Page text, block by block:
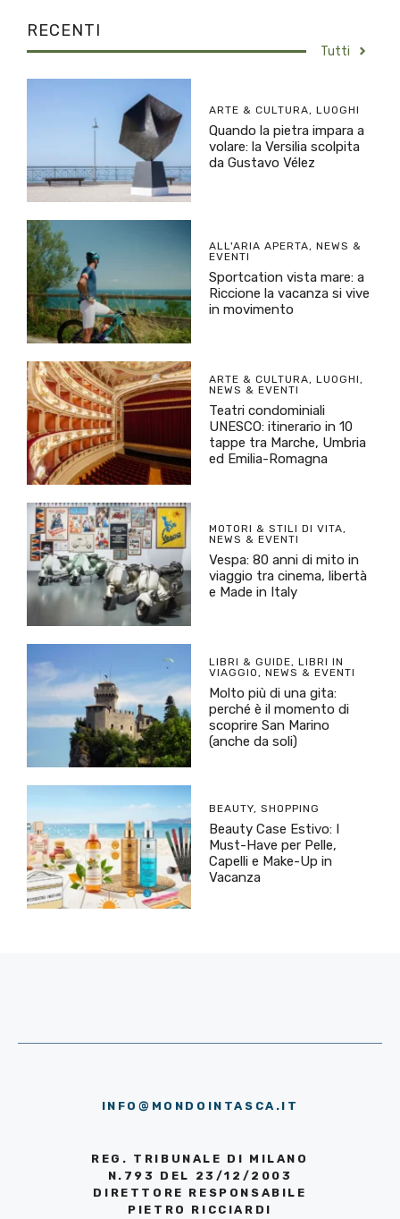
RECENTI
Tutti
ARTE & CULTURA, LUOGHI
Quando la pietra impara a
volare: la Versilia scolpita
da Gustavo Vélez
ALL'ARIA APERTA, NEWS &
EVENTI
Sportcation vista mare: a
Riccione la vacanza si vive
in movimento
ARTE & CULTURA, LUOGHI,
NEWS & EVENTI
Teatri condominiali
UNESCO: itinerario in 10
tappe tra Marche, Umbria
ed Emilia-Romagna
MOTORI & STILI DI VITA,
NEWS & EVENTI
Vespa: 80 anni di mito in
viaggio tra cinema, libertà
e Made in Italy
LIBRI & GUIDE, LIBRI IN
VIAGGIO, NEWS & EVENTI
Molto più di una gita:
perché è il momento di
scoprire San Marino
(anche da soli)
BEAUTY, SHOPPING
Beauty Case Estivo: I
Must-Have per Pelle,
Capelli e Make-Up in
Vacanza
INFO@MONDOINTASCA.IT
REG. TRIBUNALE DI MILANO
N.793 DEL 23/12/2003
DIRETTORE RESPONSABILE
PIETRO RICCIARDI